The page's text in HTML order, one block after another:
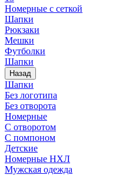
Номерные с сеткой
Шапки
Рюкзаки
Мешки
Футболки
Шапки
Назад
Шапки
Без логотипа
Без отворота
Номерные
С отворотом
С помпоном
Детские
Номерные НХЛ
Мужская одежда